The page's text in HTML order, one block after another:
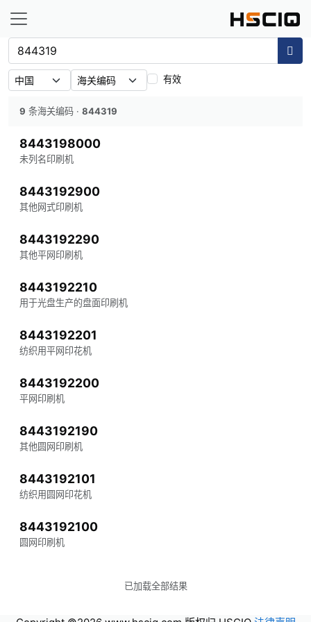
有效
9 条海关编码 · 844319
8443198000
未列名印刷机
8443192900
其他网式印刷机
8443192290
其他平网印刷机
8443192210
用于光盘生产的盘面印刷机
8443192201
纺织用平网印花机
8443192200
平网印刷机
8443192190
其他圆网印刷机
8443192101
纺织用圆网印花机
8443192100
圆网印刷机
已加载全部结果